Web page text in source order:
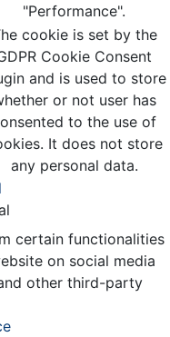
"Performance".
cookie is set by the
Cookie Consent
and is used to store
or not user has
to the use of
It does not store
any personal data.
certain functionalities
on social media
other third-party